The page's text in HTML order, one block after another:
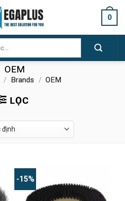
0
OEM
/ Brands / OEM
LỌC
-15%